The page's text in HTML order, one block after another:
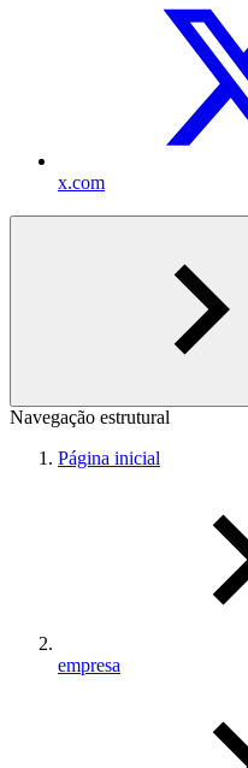
x.com
Navegação estrutural
Página inicial
empresa